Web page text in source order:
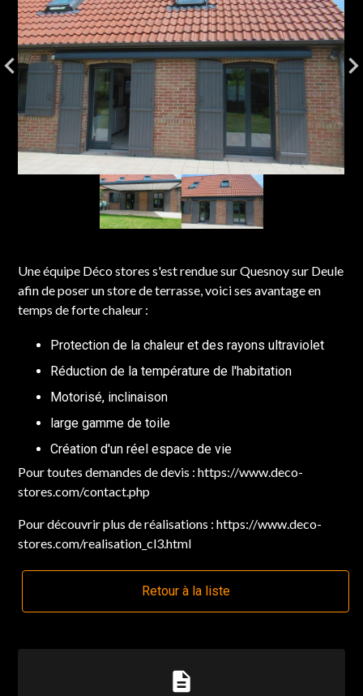
Une équipe Déco stores s'est rendue sur Quesnoy sur Deule
afin de poser un store de terrasse, voici ses avantage en
temps de forte chaleur :
Protection de la chaleur et des rayons ultraviolet
Réduction de la température de l'habitation
Motorisé, inclinaison
large gamme de toile
Création d'un réel espace de vie
Pour toutes demandes de devis : https://www.deco-
stores.com/contact.php
Pour découvrir plus de réalisations : https://www.deco-
stores.com/realisation_cl3.html
Retour à la liste
description